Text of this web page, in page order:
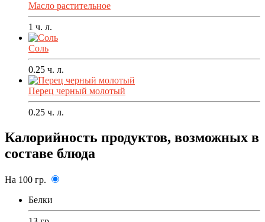
Масло растительное
1 ч. л.
Соль
0.25 ч. л.
Перец черный молотый
0.25 ч. л.
Калорийность продуктов, возможных в
составе блюда
На 100 гр.
Белки